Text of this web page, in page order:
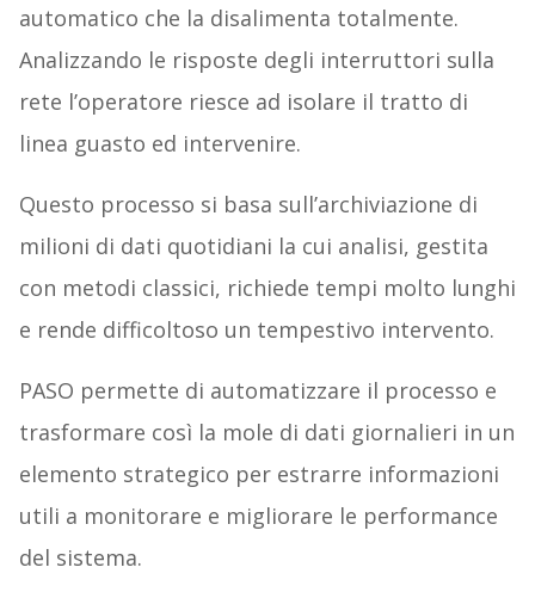
automatico che la disalimenta totalmente.
Analizzando le risposte degli interruttori sulla
rete l’operatore riesce ad isolare il tratto di
linea guasto ed intervenire.
Questo processo si basa sull’archiviazione di
milioni di dati quotidiani la cui analisi, gestita
con metodi classici, richiede tempi molto lunghi
e rende difficoltoso un tempestivo intervento.
PASO permette di automatizzare il processo e
trasformare così la mole di dati giornalieri in un
elemento strategico per estrarre informazioni
utili a monitorare e migliorare le performance
del sistema.